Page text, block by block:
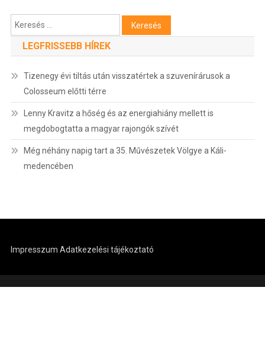
Keresés:
LEGFRISSEBB HÍREK
Tizenegy évi tiltás után visszatértek a szuvenírárusok a
Colosseum előtti térre
Lenny Kravitz a hőség és az energiahiány mellett is
megdobogtatta a magyar rajongók szívét
Még néhány napig tart a 35. Művészetek Völgye a Káli-
medencében
Impresszum Adatkezelési tájékoztató